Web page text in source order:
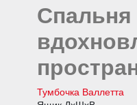
Спальня
Тумбочка Валлетта